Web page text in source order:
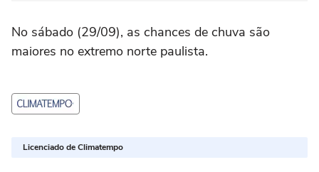
No sábado (29/09), as chances de chuva são
maiores no extremo norte paulista.
Licenciado de Climatempo